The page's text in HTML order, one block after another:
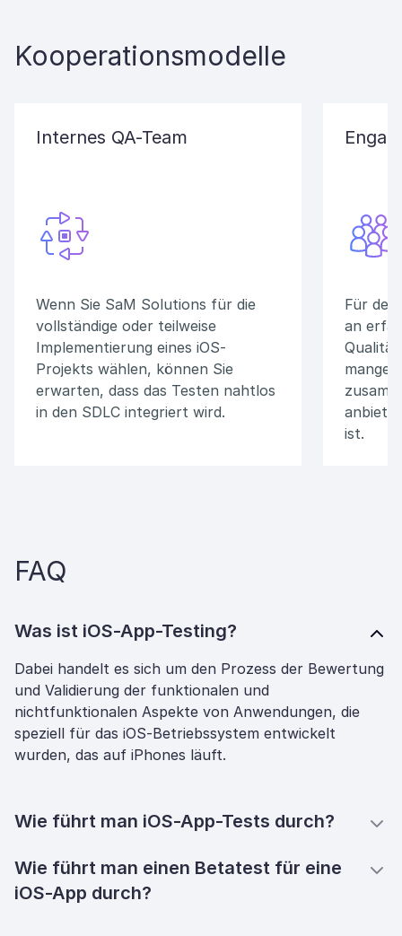
Kooperationsmodelle
Internes QA-Team
Wenn Sie SaM Solutions für die
vollständige oder teilweise
Implementierung eines iOS-
Projekts wählen, können Sie
erwarten, dass das Testen nahtlos
in den SDLC integriert wird.
Für
an
ist.
FAQ
Was ist iOS-App-Testing?
Dabei handelt es sich um den Prozess der Bewertung
und Validierung der funktionalen und
nichtfunktionalen Aspekte von Anwendungen, die
speziell für das iOS-Betriebssystem entwickelt
wurden, das auf iPhones läuft.
Wie führt man iOS-App-Tests durch?
Wie führt man einen Betatest für eine
iOS-App durch?